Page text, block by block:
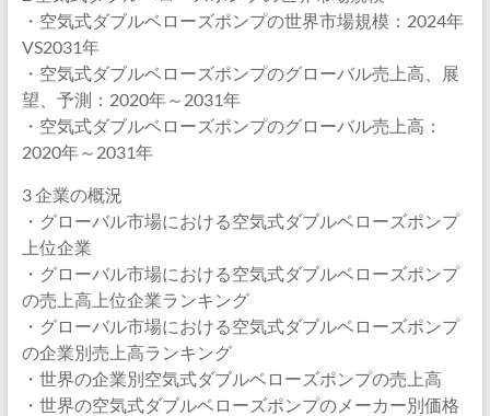
・空気式ダブルベローズポンプの世界市場規模：2024年
VS2031年
・空気式ダブルベローズポンプのグローバル売上高、展
望、予測：2020年～2031年
・空気式ダブルベローズポンプのグローバル売上高：
2020年～2031年
3 企業の概況
・グローバル市場における空気式ダブルベローズポンプ
上位企業
・グローバル市場における空気式ダブルベローズポンプ
の売上高上位企業ランキング
・グローバル市場における空気式ダブルベローズポンプ
の企業別売上高ランキング
・世界の企業別空気式ダブルベローズポンプの売上高
・世界の空気式ダブルベローズポンプのメーカー別価格